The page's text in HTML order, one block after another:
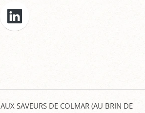
AUX SAVEURS DE COLMAR (AU BRIN DE